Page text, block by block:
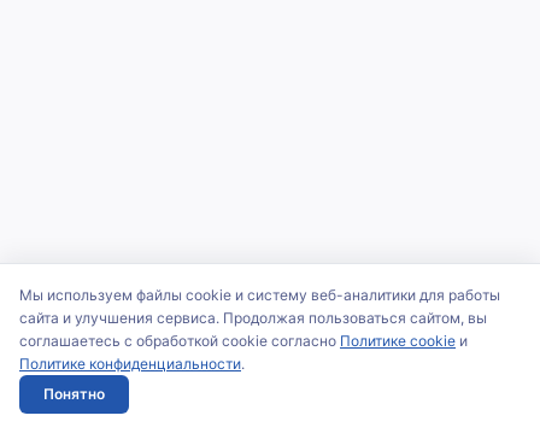
Мы используем файлы cookie и систему веб-аналитики для работы
сайта и улучшения сервиса. Продолжая пользоваться сайтом, вы
соглашаетесь с обработкой cookie согласно Политике cookie и
Политике конфиденциальности.
Понятно